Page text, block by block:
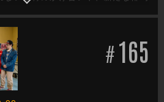
今回は岩手県盛岡市をブラリ旅。
が生まれるのか！？ シダナィ古書
#165